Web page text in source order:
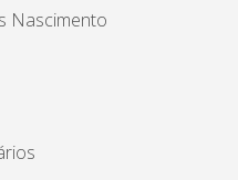
Nascimento